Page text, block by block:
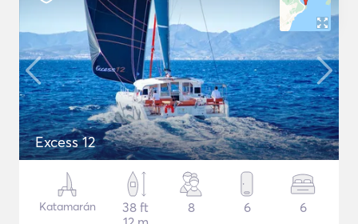
Excess 12
Katamarán
38 ft
8 6 6